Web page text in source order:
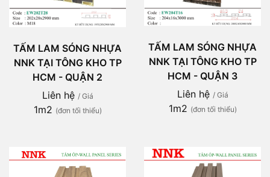
TẤM LAM SÓNG NHỰA
NNK TẠI TÔNG KHO TP
HCM - QUẬN 2
Liên hệ / Giá
1m2 (đơn tối thiểu)
TẤM LAM SÓNG NHỰA
NNK TẠI TÔNG KHO TP
HCM - QUẬN 3
Liên hệ / Giá
1m2 (đơn tối thiểu)